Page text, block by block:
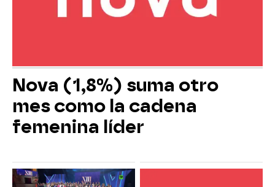
Nova (1,8%) suma otro
mes como la cadena
femenina líder